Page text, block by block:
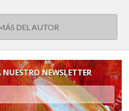
DEL AUTOR
NUESTRO NEWSLETTER